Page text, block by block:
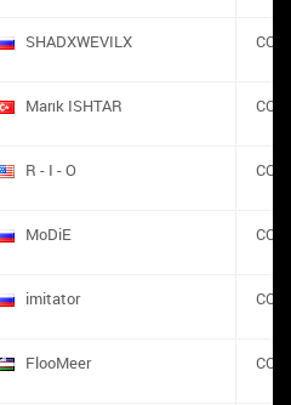
SHADXWEVILX
Marık ISHTAR
R - I - O
MoDiE
imitator
FlooMeer